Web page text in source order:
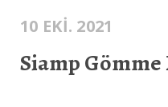
10 EKI. 2021
Siamp